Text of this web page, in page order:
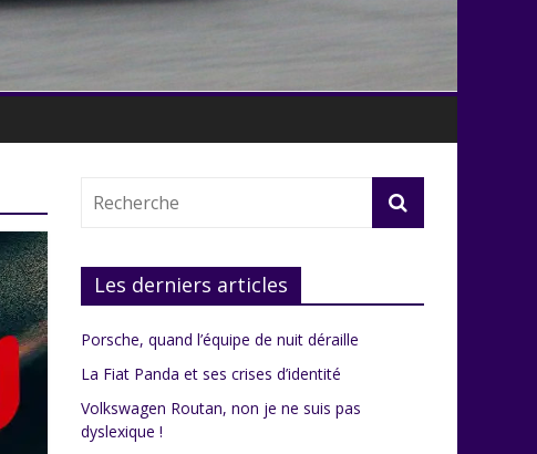
Les derniers articles
Porsche, quand l’équipe de nuit déraille
La Fiat Panda et ses crises d’identité
Volkswagen Routan, non je ne suis pas
dyslexique !